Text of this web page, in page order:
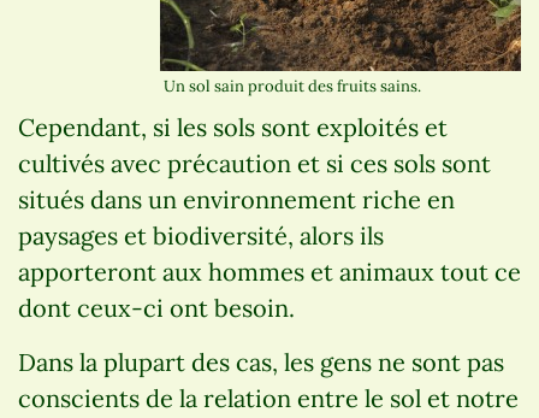
Un sol sain produit des fruits sains.
Cependant, si les sols sont exploités et
cultivés avec précaution et si ces sols sont
situés dans un environnement riche en
paysages et biodiversité, alors ils
apporteront aux hommes et animaux tout ce
dont ceux-ci ont besoin.
Dans la plupart des cas, les gens ne sont pas
conscients de la relation entre le sol et notre